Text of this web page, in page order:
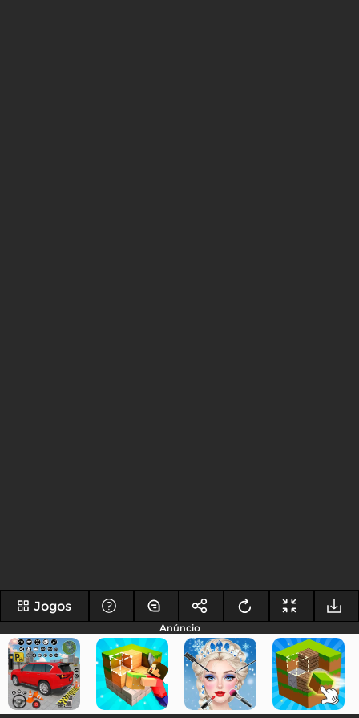
Jogos
Anúncio